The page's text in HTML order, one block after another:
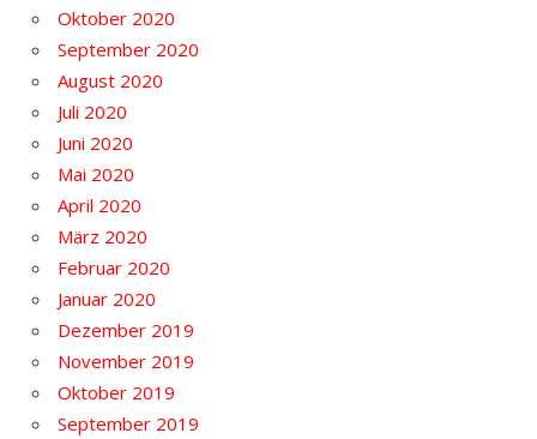
Oktober 2020
September 2020
August 2020
Juli 2020
Juni 2020
Mai 2020
April 2020
März 2020
Februar 2020
Januar 2020
Dezember 2019
November 2019
Oktober 2019
September 2019